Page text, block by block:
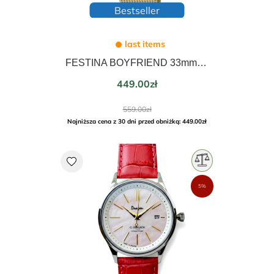
Bestseller
last items
FESTINA BOYFRIEND 33mm 20476/1
Price
449.00zł
Regular
price
559.00zł
Najniższa cena z 30 dni przed obniżką: 449.00zł
favorite
5%